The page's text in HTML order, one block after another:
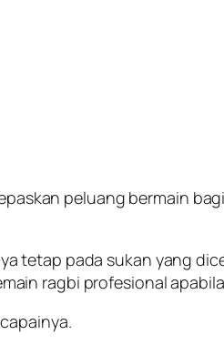
peluang bermain
tetap pada sukan yang
ragbi profesional